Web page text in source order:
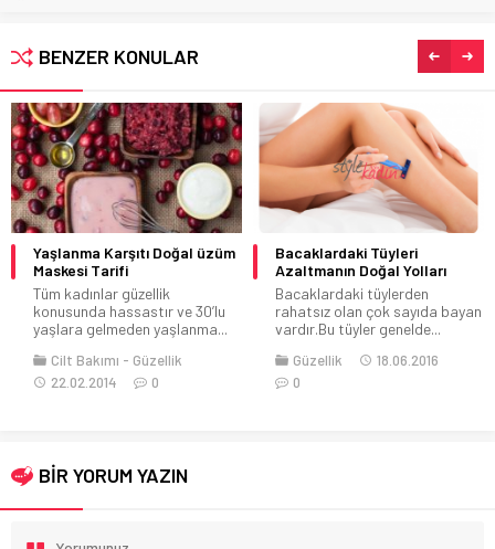
BENZER KONULAR
Yaşlanma Karşıtı Doğal üzüm
Maskesi Tarifi
Tüm kadınlar güzellik
konusunda hassastır ve 30’lu
yaşlara gelmeden yaşlanma...
Cilt Bakımı
Güzellik
22.02.2014
0
Bacaklardaki Tüyleri
Azaltmanın Doğal Yolları
Bacaklardaki tüylerden
rahatsız olan çok sayıda bayan
vardır.Bu tüyler genelde...
Güzellik
18.06.2016
0
BİR YORUM YAZIN